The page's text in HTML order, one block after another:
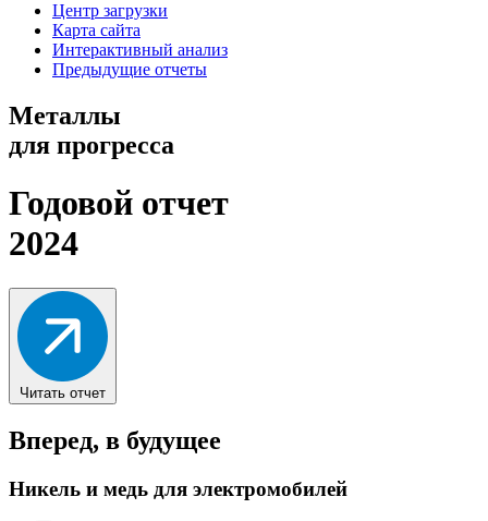
Центр загрузки
Карта сайта
Интерактивный анализ
Предыдущие отчеты
Металлы
для прогресса
Годовой отчет
2024
Читать отчет
Вперед, в будущее
Никель и медь для электромобилей